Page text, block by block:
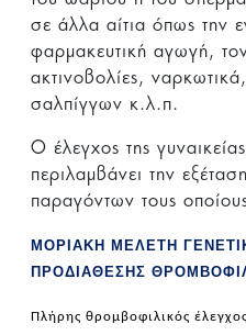
σε άλλα αίτια όπως την
φαρμακευτική αγωγή,
ακτινοβολίες,
σαλπίγγων κ.λ.π.
Ο έλεγχος της
περιλαμβάνει την
παραγόντων τους
ΜΟΡΙΑΚΗ ΜΕΛΕΤΗ
ΠΡΟΔΙΑΘΕΣΗΣ
Πλήρης θρομβοφιλικός